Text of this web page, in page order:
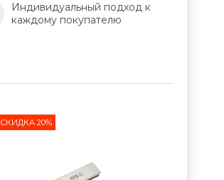
Индивидуальный подход к
каждому покупателю
СКИДКА 20%